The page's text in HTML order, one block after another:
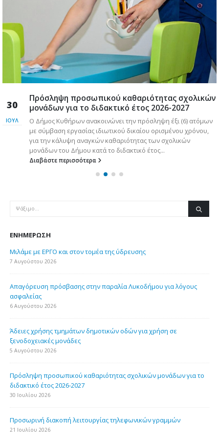
30
ΙΟΎΛ
Πρόσληψη προσωπικού καθαριότητας σχολικών
μονάδων για το διδακτικό έτος 2026-2027
Ο Δήμος Κυθήρων ανακοινώνει την πρόσληψη έξι (6) ατόμων
με σύμβαση εργασίας ιδιωτικού δικαίου ορισμένου χρόνου,
για την κάλυψη αναγκών καθαριότητας των σχολικών
μονάδων του Δήμου κατά το διδακτικό έτος...
Διαβάστε περισσότερα
ΕΝΗΜΈΡΩΣΗ
Μιλάμε με ΕΡΓΟ και στον τομέα της ύδρευσης
7 Αυγούστου 2026
Απαγόρευση πρόσβασης στην παραλία Λυκοδήμου για λόγους
ασφαλείας
6 Αυγούστου 2026
Άδειες χρήσης τμημάτων δημοτικών οδών για χρήση σε
ξενοδοχειακές μονάδες
5 Αυγούστου 2026
Πρόσληψη προσωπικού καθαριότητας σχολικών μονάδων για το
διδακτικό έτος 2026-2027
30 Ιουλίου 2026
Προσωρινή διακοπή λειτουργίας τηλεφωνικών γραμμών
21 Ιουλίου 2026